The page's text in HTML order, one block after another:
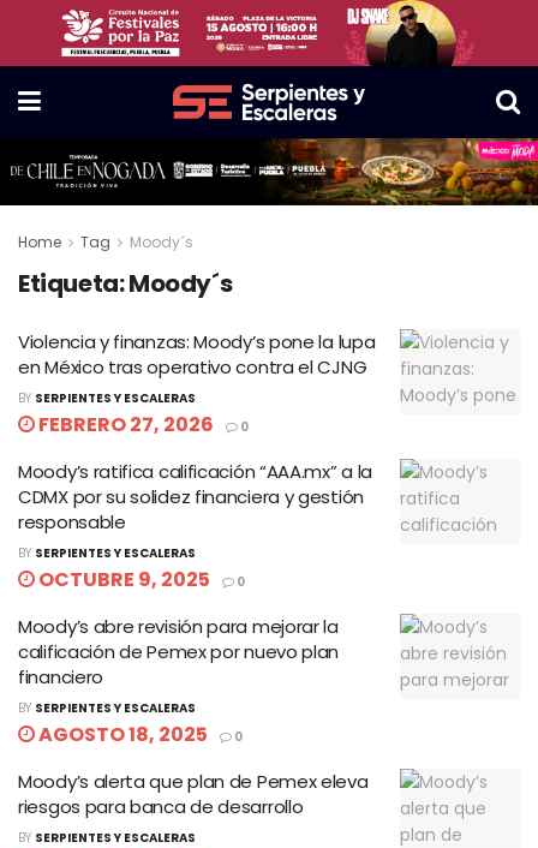
Home Tag Moody´s
Etiqueta:Moody´s
Violencia y finanzas: Moody’s pone la lupa
en México tras operativo contra el CJNG
BY SERPIENTES Y ESCALERAS
FEBRERO 27, 2026 0
Moody’s ratifica calificación “AAA.mx” a la
CDMX por su solidez financiera y gestión
responsable
BY SERPIENTES Y ESCALERAS
OCTUBRE 9, 2025 0
Moody’s abre revisión para mejorar la
calificación de Pemex por nuevo plan
financiero
BY SERPIENTES Y ESCALERAS
AGOSTO 18, 2025 0
Moody’s alerta que plan de Pemex eleva
riesgos para banca de desarrollo
BY SERPIENTES Y ESCALERAS